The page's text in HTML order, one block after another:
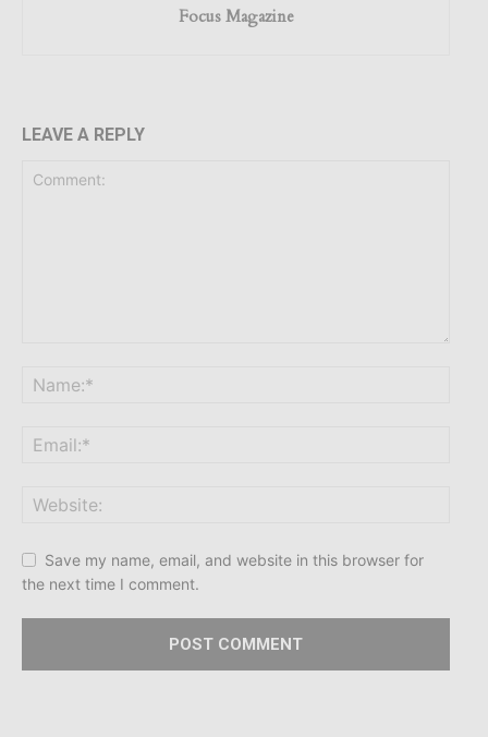
Focus Magazine
LEAVE A REPLY
Save my name, email, and website in this browser for
the next time I comment.